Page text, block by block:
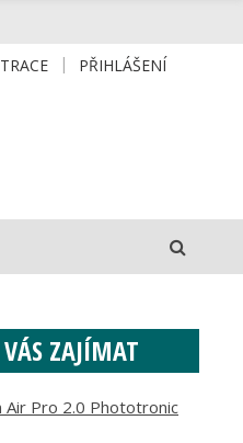
PŘIHLÁŠENÍ
ZAJÍMAT
Air Pro 2.0 Phototronic